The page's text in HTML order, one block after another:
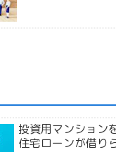
投資用マンション
住宅ローンが借り